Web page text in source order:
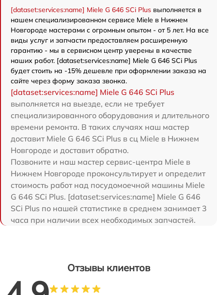
[dataset:services:name] Miele G 646 SCi Plus выполняется в
нашем специализированном сервисе Miele в Нижнем
Новгороде мастерами с огромным опытом - от 5 лет. На все
виды услуг и запчасти предоставляем расширенную
гарантию - мы в сервисном центр уверены в качестве
наших работ. [dataset:services:name] Miele G 646 SCi Plus
будет стоить на -15% дешевле при оформлении заказа на
сайте через форму заказа звонка.
[dataset:services:name] Miele G 646 SCi Plus
выполняется на выезде, если не требует
специализированного оборудования и длительного
времени ремонта. В таких случаях наш мастер
доставит Miele G 646 SCi Plus в сц Miele в Нижнем
Новгороде и доставит обратно.
Позвоните и наш мастер сервис-центра Miele в
Нижнем Новгороде проконсультирует и определит
стоимость работ над посудомоечной машины Miele
G 646 SCi Plus. [dataset:services:name] Miele G 646
SCi Plus по нашей статистике в среднем занимает 3
часа при наличии всех необходимых запчастей.
Отзывы клиентов